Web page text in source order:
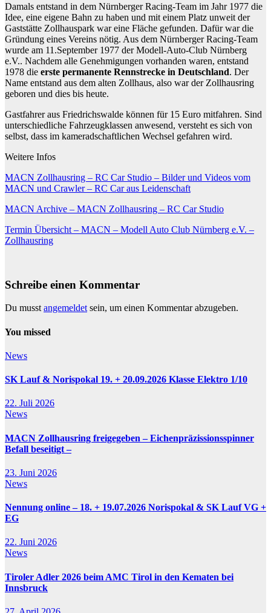
Damals entstand in dem Nürnberger Racing-Team im Jahr 1977 die
Idee, eine eigene Bahn zu haben und mit einem Platz unweit der
Gaststätte Zollhauspark war eine Fläche gefunden. Dafür war die
Gründung eines Vereins nötig. Aus dem Nürnberger Racing-Team
wurde am 11.September 1977 der Modell-Auto-Club Nürnberg
e.V.. Nachdem alle Genehmigungen vorhanden waren, entstand
1978 die erste permanente Rennstrecke in Deutschland. Der
Name entstand aus dem alten Zollhaus, also war der Zollhausring
geboren und dies bis heute.
Gastfahrer aus Friedrichswalde können für 15 Euro mitfahren. Sind
unterschiedliche Fahrzeugklassen anwesend, versteht es sich von
selbst, dass im kameradschaftlichen Wechsel gefahren wird.
Weitere Infos
MACN Zollhausring – RC Car Studio – Bilder und Videos vom
MACN und Crawler – RC Car aus Leidenschaft
MACN Archive – MACN Zollhausring – RC Car Studio
Termin Übersicht – MACN – Modell Auto Club Nürnberg e.V. –
Zollhausring
Schreibe einen Kommentar
Du musst angemeldet sein, um einen Kommentar abzugeben.
You missed
News
SK Lauf & Norispokal 19. + 20.09.2026 Klasse Elektro 1/10
22. Juli 2026
News
MACN Zollhausring freigegeben – Eichenpräzissionsspinner
Befall beseitigt –
23. Juni 2026
News
Nennung online – 18. + 19.07.2026 Norispokal & SK Lauf VG +
EG
22. Juni 2026
News
Tiroler Adler 2026 beim AMC Tirol in den Kematen bei
Innsbruck